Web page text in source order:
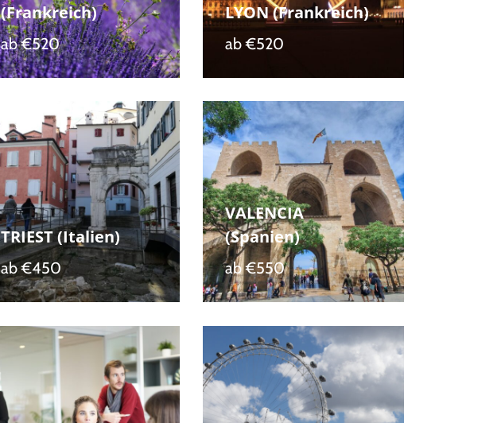
(Frankreich)
ab €520
LYON (Frankreich)
ab €520
TRIEST (Italien)
ab €450
VALENCIA
(Spanien)
ab €550